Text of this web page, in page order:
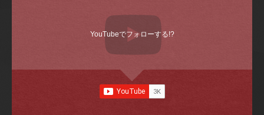
YouTubeでフォローする!?